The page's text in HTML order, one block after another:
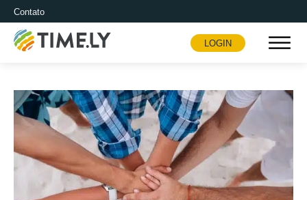
Contato
Timely
LOGIN